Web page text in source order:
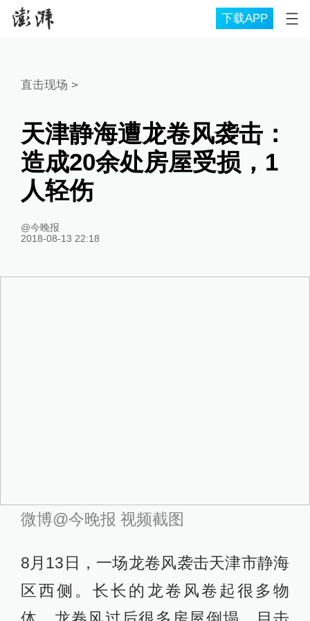
下载APP
直击现场 >
天津静海遭龙卷风袭击：
造成20余处房屋受损，1
人轻伤
@今晚报
2018-08-13 22:18
微博@今晚报 视频截图
8月13日，一场龙卷风袭击天津市静海
区西侧。长长的龙卷风卷起很多物